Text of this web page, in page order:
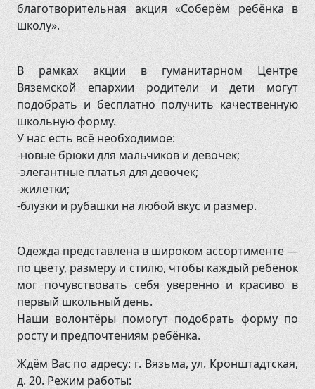
благотворительная акция «Соберём ребёнка в
школу».
В рамках акции в гуманитарном Центре
Вяземской епархии родители и дети могут
подобрать и бесплатно получить качественную
школьную форму.
У нас есть всё необходимое:
-новые брюки для мальчиков и девочек;
-элегантные платья для девочек;
-жилетки;
-блузки и рубашки на любой вкус и размер.
Одежда представлена в широком ассортименте —
по цвету, размеру и стилю, чтобы каждый ребёнок
мог почувствовать себя уверенно и красиво в
первый школьный день.
Наши волонтёры помогут подобрать форму по
росту и предпочтениям ребёнка.
Ждём Вас по адресу: г. Вязьма, ул. Кронштадтская,
д. 20. Режим работы: